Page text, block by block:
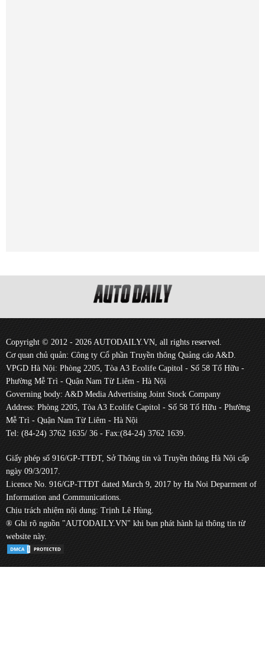
Copyright © 2012 - 2026 AUTODAILY.VN, all rights reserved.
Cơ quan chủ quản: Công ty Cổ phần Truyền thông Quảng cáo A&D.
VPGD Hà Nội: Phòng 2205, Tòa A3 Ecolife Capitol - Số 58 Tố Hữu -
Phường Mễ Trì - Quận Nam Từ Liêm - Hà Nội
Governing body: A&D Media Advertising Joint Stock Company
Address: Phòng 2205, Tòa A3 Ecolife Capitol - Số 58 Tố Hữu - Phường
Mễ Trì - Quận Nam Từ Liêm - Hà Nội
Tel: (84-24) 3762 1635/ 36 - Fax:(84-24) 3762 1639.
Giấy phép số 916/GP-TTĐT, Sở Thông tin và Truyền thông Hà Nội cấp
ngày 09/3/2017.
Licence No. 916/GP-TTĐT dated March 9, 2017 by Ha Noi Deparment of
Information and Communications.
Chịu trách nhiệm nội dung: Trịnh Lê Hùng.
® Ghi rõ nguồn "AUTODAILY.VN" khi bạn phát hành lại thông tin từ
website này.